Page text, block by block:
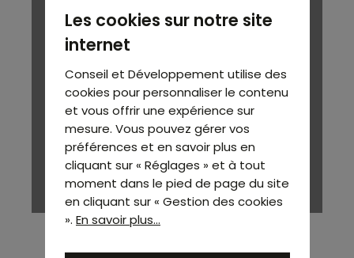
Les cookies sur notre site
internet
Conseil et Développement utilise des
cookies pour personnaliser le contenu
et vous offrir une expérience sur
mesure. Vous pouvez gérer vos
préférences et en savoir plus en
cliquant sur « Réglages » et à tout
moment dans le pied de page du site
en cliquant sur « Gestion des cookies
». En savoir plus...